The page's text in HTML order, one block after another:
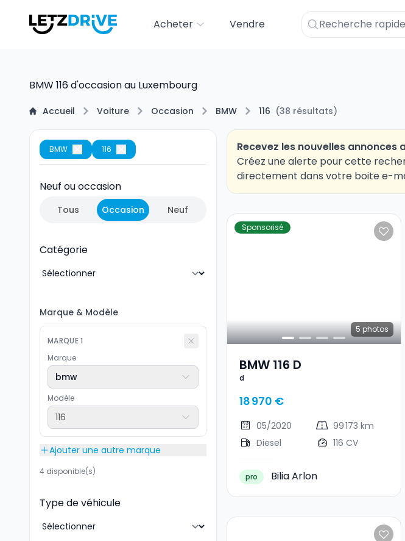
Acheter Vendre
BMW 116 d'occasion au Luxembourg
Accueil Voiture Occasion BMW 116 (38 résultats)
BMW 116
Neuf ou occasion
Tous Occasion Neuf
Catégorie
Marque & Modèle
MARQUE1
Marque
bmw
Modèle
116
Ajouter une autre marque
4 disponible(s)
Type de véhicule
Recevez les nouvelles annonces
Créez une alerte pour cette
directement dans votre boite e-
Sponsorisé
5 photos
BMW 116 D
d
18 970 €
05/2020
99 173 km
Diesel
116 CV
pro Bilia Arlon